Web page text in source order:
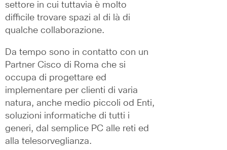
settore in cui tuttavia è molto
difficile trovare spazi al di là di
qualche collaborazione.
Da tempo sono in contatto con un
Partner Cisco di Roma che si
occupa di progettare ed
implementare per clienti di varia
natura, anche medio piccoli od Enti,
soluzioni informatiche di tutti i
generi, dal semplice PC alle reti ed
alla telesorveglianza.